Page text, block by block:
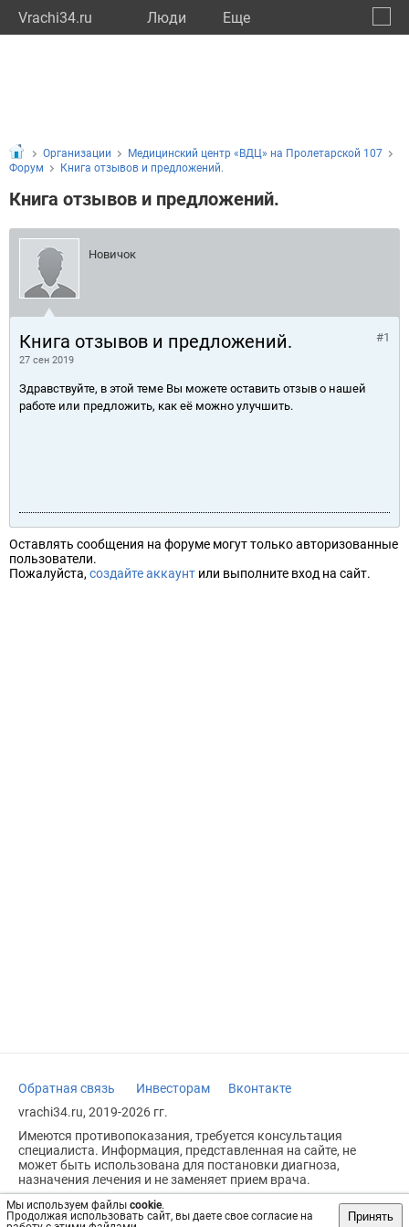
Vrachi34.ru Люди Eще
Мы используем файлы cookie.
Продолжая использовать сайт, вы даете свое согласие на
Принять
Организации
Медицинский центр «ВДЦ» на Пролетарской 107
Форум
Книга отзывов и предложений.
Книга отзывов и предложений.
Новичок
Книга отзывов и предложений.
27 сен 2019
#1
Здравствуйте, в этой теме Вы можете оставить отзыв о нашей
работе или предложить, как её можно улучшить.
Оставлять сообщения на форуме могут только авторизованные
пользователи.
Пожалуйста, создайте аккаунт или выполните вход на сайт.
Обратная связь Инвесторам
Вконтакте
vrachi34.ru, 2019-2026 гг.
Имеются противопоказания, требуется консультация
специалиста. Информация, представленная на сайте, не
может быть использована для постановки диагноза,
назначения лечения и не заменяет прием врача.
Возрастное ограничение: 18+